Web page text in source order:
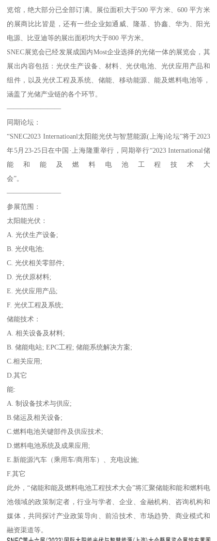
览馆，绝大部分已全部订满。展位面积大于500 平方米、600 平方米
的展商比比皆是，还有一些企业如通威、隆基、协鑫、华为、阳光
电源、比亚迪等的展出面积均大于800 平方米。
SNEC展览会已经发展成国内Most企业选择的光储一体的展览会，其
展出内容包括：光伏生产设备、材料、光伏电池、光伏应用产品和
组件，以及光伏工程及系统、储能、移动能源、能及燃料电池等，
涵盖了光储产业链的各个环节。
————————
同期论坛：
“SNEC2023 Internatioanl太阳能光伏与智慧能源(上海)论坛”将于2023
年5月23-25日在中国·上海隆重举行，同期举行“2023 International储
能和能及燃料电池工程技术大
会”。
————————
参展范围：
太阳能光伏：
A. 光伏生产设备;
B. 光伏电池;
C. 光伏相关零部件;
D. 光伏原材料;
E. 光伏应用产品;
F. 光伏工程及系统;
储能技术：
A. 相关设备及材料;
B. 储能电站; EPC工程; 储能系统解决方案;
C.相关应用;
D.其它
能:
A. 制设备技术与供应;
B.储运及相关设备;
C.燃料电池关键部件及供应技术;
D.燃料电池系统及成果应用;
E.新能源汽车（乘用车/商用车）、充电设施;
F.其它
此外，“储能和能及燃料电池工程技术大会”将汇聚储能和能和燃料电
池领域的政策制定者，行业与学者、企业、金融机构、咨询机构和
媒体，共同探讨产业政策导向、前沿技术、市场趋势、商业模式和
融资渠道等。